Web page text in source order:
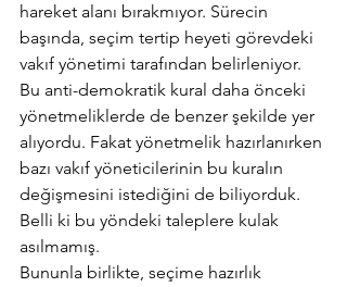
hareket alanı bırakmıyor. Sürecin
başında, seçim tertip heyeti görevdeki
vakıf yönetimi tarafından belirleniyor.
Bu anti-demokratik kural daha önceki
yönetmeliklerde de benzer şekilde yer
alıyordu. Fakat yönetmelik hazırlanırken
bazı vakıf yöneticilerinin bu kuralın
değişmesini istediğini de biliyorduk.
Belli ki bu yöndeki taleplere kulak
asılmamış.
Bununla birlikte, seçime hazırlık